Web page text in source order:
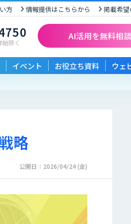
方 情報提供はこちらから 掲載希
除く
AI活用を無料相談
イベント お役立ち資料 ウェ
略
公開日：2026/04/24 (金)